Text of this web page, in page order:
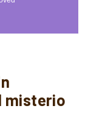
misterio